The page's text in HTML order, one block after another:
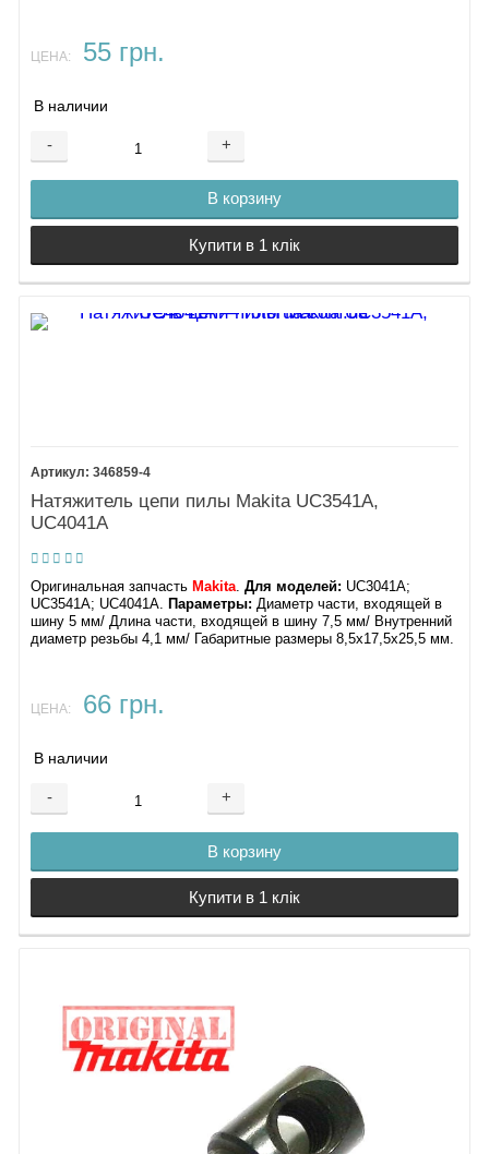
ЦЕНА: 55 грн.
В наличии
- +
В корзину
Купити в 1 клік
346859-4
Натяжитель цепи пилы Makita UC3541A,
UC4041A
Оригинальная запчасть Makita. Для моделей: UC3041A;
UC3541A; UC4041A. Параметры: Диаметр части, входящей в
шину 5 мм/ Длина части, входящей в шину 7,5 мм/ Внутренний
диаметр резьбы 4,1 мм/ Габаритные размеры 8,5х17,5х25,5 мм.
ЦЕНА: 66 грн.
В наличии
- +
В корзину
Купити в 1 клік